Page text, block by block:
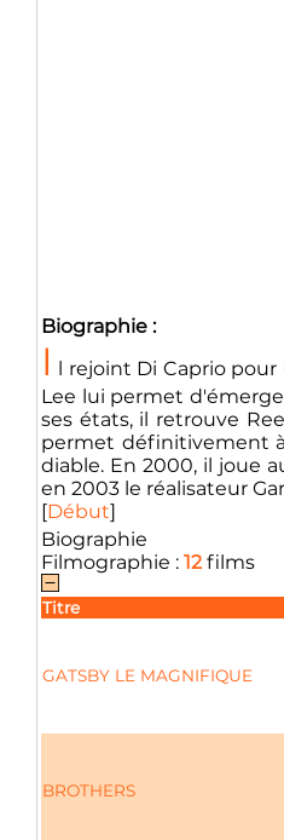
Biographie :
I l rejoint Di Caprio pour
Lee lui permet
ses états, il retrouve
permet définitivement
diable. En 2000, il joue
en 2003 le réalisateur
[Début]
Biographie
Filmographie : 12films
Titre
GATSBY LE MAGNIFIQUE
BROTHERS